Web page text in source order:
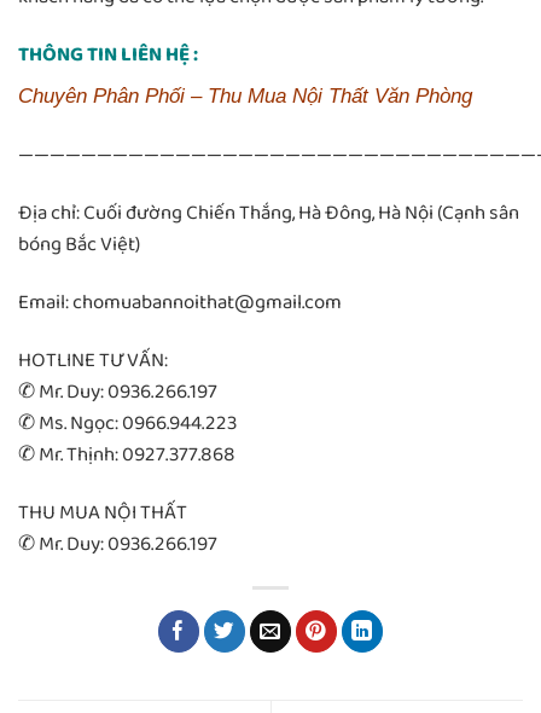
THÔNG TIN LIÊN HỆ :
Chuyên Phân Phối – Thu Mua Nội Thất Văn Phòng
Địa chỉ: Cuối đường Chiến Thắng, Hà Đông, Hà Nội (Cạnh sân
bóng Bắc Việt)
Email: chomuabannoithat@gmail.com
HOTLINE TƯ VẤN:
✆ Mr. Duy: 0936.266.197
✆ Ms. Ngọc: 0966.944.223
✆ Mr. Thịnh: 0927.377.868
THU MUA NỘI THẤT
✆ Mr. Duy: 0936.266.197